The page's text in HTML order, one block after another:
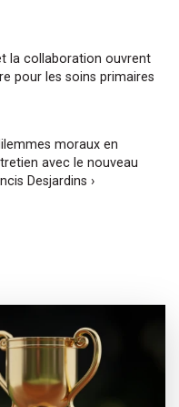
la collaboration ouvrent
pour les soins primaires
moraux en
avec le nouveau
Desjardins ›